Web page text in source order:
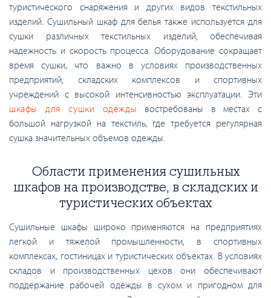
туристического снаряжения и других видов текстильных
изделий. Сушильный шкаф для белья также используется для
сушки различных текстильных изделий, обеспечивая
надежность и скорость процесса. Оборудование сокращает
время сушки, что важно в условиях производственных
предприятий, складских комплексов и спортивных
учреждений с высокой интенсивностью эксплуатации. Эти
шкафы для сушки одежды востребованы в местах с
большой нагрузкой на текстиль, где требуется регулярная
сушка значительных объемов одежды.
Области применения сушильных
шкафов на производстве, в складских и
туристических объектах
Сушильные шкафы широко применяются на предприятиях
легкой и тяжелой промышленности, в спортивных
комплексах, гостиницах и туристических объектах. В условиях
складов и производственных цехов они обеспечивают
поддержание рабочей одежды в сухом и пригодном для